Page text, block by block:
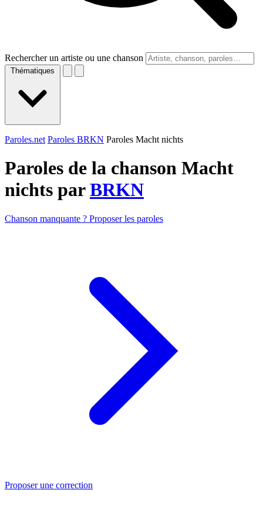
Rechercher un artiste ou une chanson
Thématiques
Paroles.net Paroles BRKN Paroles Macht nichts
Paroles de la chanson Macht
nichts parBRKN
Chanson manquante ? Proposer les paroles
Proposer une correction